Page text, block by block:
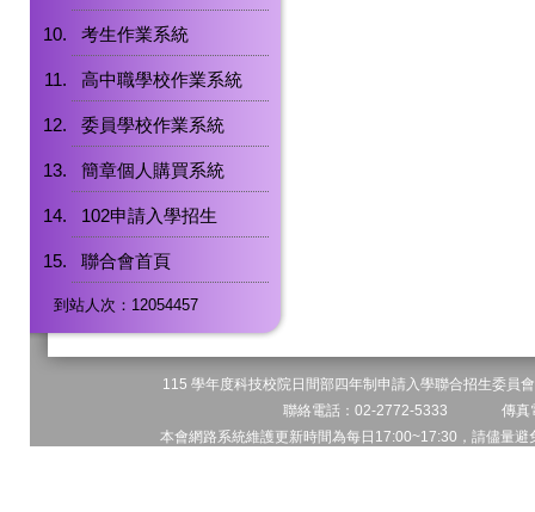
考生作業系統
高中職學校作業系統
委員學校作業系統
簡章個人購買系統
102申請入學招生
聯合會首頁
到站人次：12054457
115 學年度科技校院日間部四年制申請入學聯合招生委
聯絡電話：02-2772-5333 傳
本會網路系統維護更新時間為每日17:00~17:30，請儘量